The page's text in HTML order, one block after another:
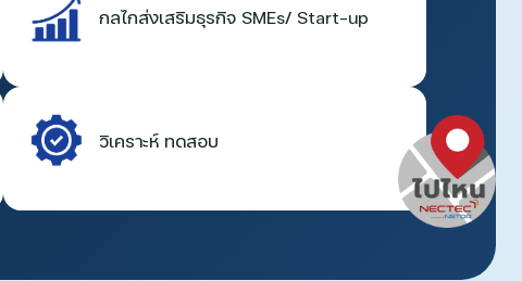
กลไกส่งเสริมธุรกิจ SMEs/ Start-up
วิเคราะห์ ทดสอบ